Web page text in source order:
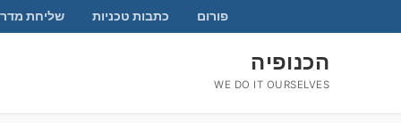
לתוכן
פורום כתבות טכניות שליחת
הכנופיה
WE DO IT OURSELVES